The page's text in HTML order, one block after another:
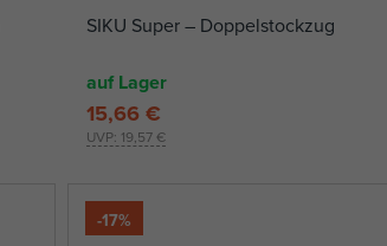
SIKU Super – Doppelstockzug
auf Lager
UVP: 19,57 €
15,66 €
-17%